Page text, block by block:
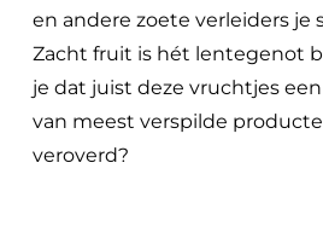
en andere zoete verleiders je
Zacht fruit is hét lentegenot
je dat juist deze vruchtjes
van meest verspilde
veroverd?